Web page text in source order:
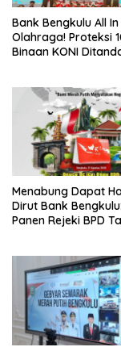
Bank Bengkulu All
Olahraga! Proteksi
Binaan KONI
Menabung Dapat
Dirut Bank
Panen Rejeki BPD